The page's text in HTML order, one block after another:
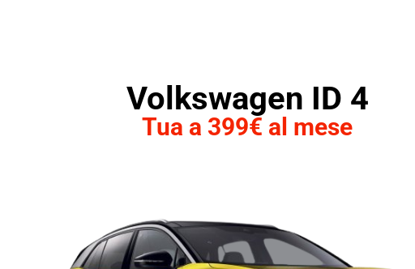
Volkswagen ID 4
Tua a 399€ al mese